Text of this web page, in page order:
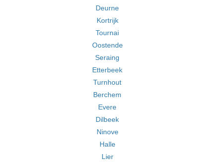
Deurne
Kortrijk
Tournai
Oostende
Seraing
Etterbeek
Turnhout
Berchem
Evere
Dilbeek
Ninove
Halle
Lier